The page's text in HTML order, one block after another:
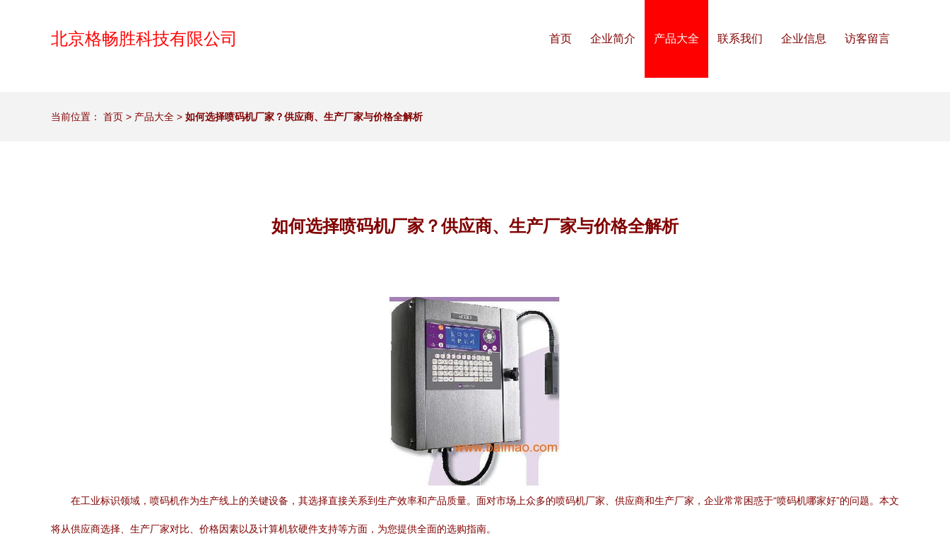
北京格畅胜科技有限公司 首页 企业简介 产品大全 联系我们 企业信息 访客留言
当前位置： 首页 > 产品大全 > 如何选择喷码机厂家？供应商、生产厂家与价格全解析
如何选择喷码机厂家？供应商、生产厂家与价格全解析
在工业标识领域，喷码机作为生产线上的关键设备，其选择直接关系到生产效率和产品质量。面对市场上众多的喷码机厂家、供应商和生产厂家，企业常常困惑于“喷码机哪家好”的问题。本文
将从供应商选择、生产厂家对比、价格因素以及计算机软硬件支持等方面，为您提供全面的选购指南。